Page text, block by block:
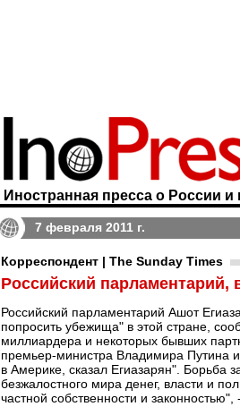
Иностранная пресса о России и
7 февраля 2011 г.
Корреспондент | The Sunday Times
Российский
Российский парламентарий Ашот
попросить убежища" в этой стране,
миллиардера и некоторых бывших
премьер-министра Владимира Путина
в Америке, сказал Егиазарян". Борьба
безжалостного мира денег, власти и
частной собственности и законностью",